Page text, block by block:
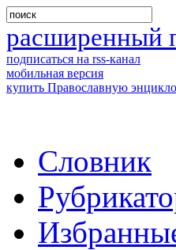
расширенный
подписаться на rss-канал
мобильная версия
купить Православную
Словник